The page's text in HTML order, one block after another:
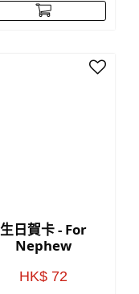
生日賀卡 - For
Nephew
HK$ 72